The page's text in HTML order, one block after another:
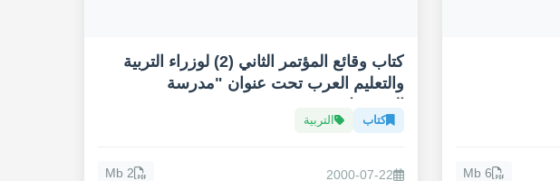
6 Mb
كتاب وقائع المؤتمر الثاني (2) لوزراء التربية
والتعليم العرب تحت عنوان "مدرسة
كتاب التربية
2000-07-22
2 Mb